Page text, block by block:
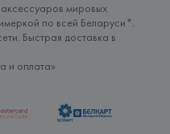
мировых
по всей Беларуси*.
Быстрая доставка в
и оплата»